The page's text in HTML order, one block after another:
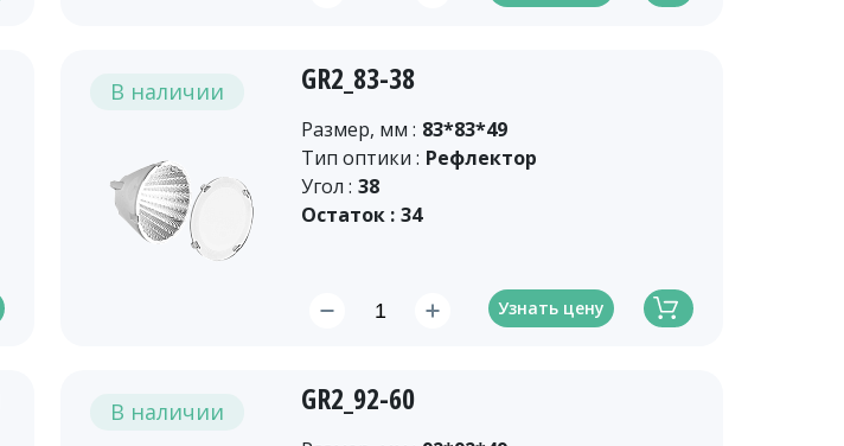
В наличии GR2_83-38
Размер, мм : 83*83*49
Тип оптики : Рефлектор
Угол : 38
Остаток : 34
Узнать цену
В наличии GR2_92-60